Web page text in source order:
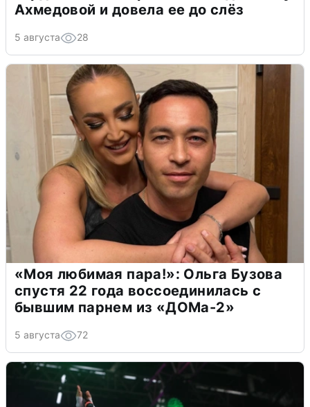
Ахмедовой и довела ее до слёз
5 августа 28
«Моя любимая пара!»: Ольга Бузова
спустя 22 года воссоединилась с
бывшим парнем из «ДОМа-2»
5 августа 72